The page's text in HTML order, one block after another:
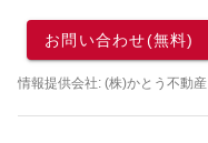
お問い合わせ(無料)
情報提供会社: (株)かとう不動産